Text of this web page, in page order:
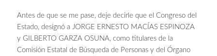
Antes de que se me pase, deje decirle que el Congreso del
Estado, designó a JORGE ERNESTO MACÍAS ESPINOZA
y GILBERTO GARZA OSUNA, como titulares de la
Comisión Estatal de Búsqueda de Personas y del Órgano